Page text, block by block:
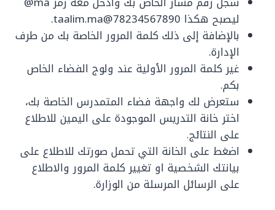
ليصبح هكذا 78234567890@taalim.ma.
بالإضافة إلى ذلك كلمة المرور الخاصة بك من طرف
الإدارة.
غير كلمة المرور الأولية عند ولوج الفضاء الخاص
بكم.
ستعرض لك واجهة فضاء المتمدرس الخاصة بك،
اختر خانة التدريس الموجودة على اليمين للاطلاع
على النتائج.
اضغط على الخانة التي تحمل صورتك للاطلاع على
بيانتك الشخصية او تغيير كلمة المرور والاطلاع
على الرسائل المرسلة من الوزارة.